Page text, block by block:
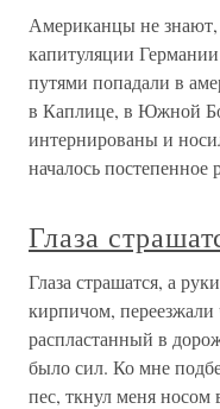
Американцы не
капитуляции
путями попадали в
в Каплице, в Южной
интернированы и
началось постепенное
Глаза
Глаза страшатся, а
кирпичом, переезжали
распластанный в
было сил. Ко мне
пес, ткнул меня